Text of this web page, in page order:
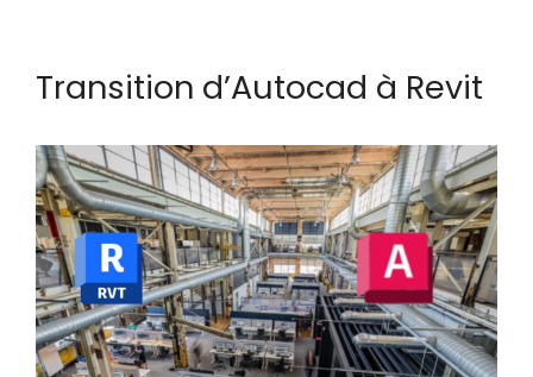
Transition d’Autocad à Revit